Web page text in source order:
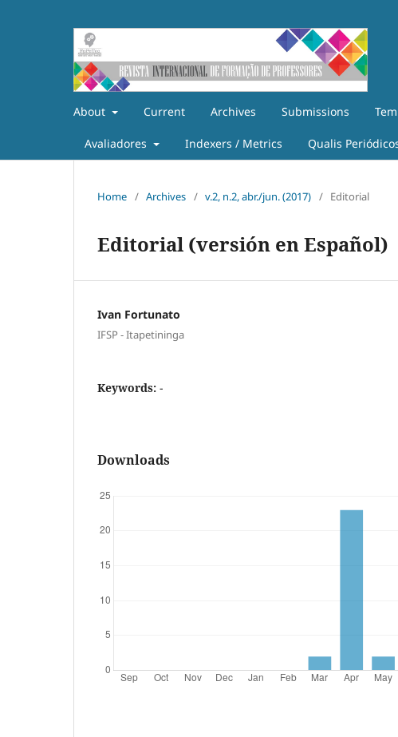
About Current Archives Submissions
Avaliadores Indexers / Metrics Qualis
Home / Archives / v.2, n.2, abr./jun. (2017) / Editorial
Editorial (versión en Español)
Ivan Fortunato
IFSP - Itapetininga
Keywords: -
Downloads